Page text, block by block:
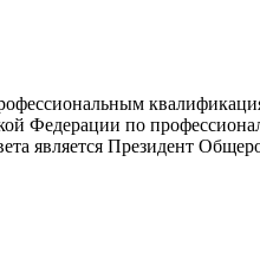
Федерации по
является Президент